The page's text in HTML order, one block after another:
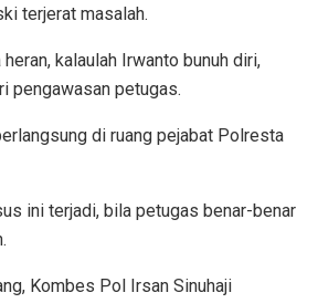
terjerat masalah.
kalaulah Irwanto bunuh diri,
pengawasan petugas.
di ruang pejabat Polresta
ini terjadi, bila petugas benar-benar
Kombes Pol Irsan Sinuhaji